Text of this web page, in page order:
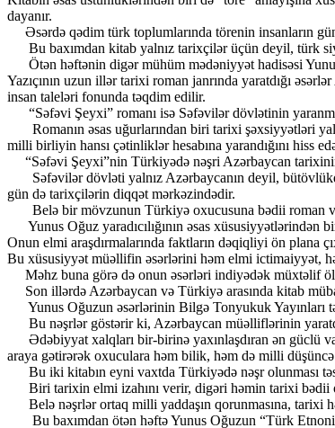
dayanır.
Əsərdə qədim türk toplumlarında törenin insanların
Bu baxımdan kitab yalnız tarixçilər üçün deyil, türk
Ötən həftənin digər mühüm mədəniyyət hadisəsi
Yazıçının uzun illər tarixi roman janrında yaratdığı
insan taleləri fonunda təqdim edilir.
“Səfəvi Şeyxi” romanı isə Səfəvilər dövlətinin
Romanın əsas uğurlarından biri tarixi şəxsiyyətləri
milli birliyin hansı çətinliklər hesabına yarandığını hiss
“Səfəvi Şeyxi”nin Türkiyədə nəşri Azərbaycan tarixinin
Səfəvilər dövləti yalnız Azərbaycanın deyil,
gün də tarixçilərin diqqət mərkəzindədir.
Belə bir mövzunun Türkiyə oxucusuna bədii roman
Yunus Oğuz yaradıcılığının əsas xüsusiyyətlərindən
Onun elmi araşdırmalarında faktların dəqiqliyi ön plana
Bu xüsusiyyət müəllifin əsərlərini həm elmi ictimaiyyət,
Məhz buna görə də onun əsərləri indiyədək müxtəlif
Son illərdə Azərbaycan və Türkiyə arasında kitab
Yunus Oğuzun əsərlərinin Bilgə Tonyukuk Yayınları
Bu nəşrlər göstərir ki, Azərbaycan müəlliflərinin
Ədəbiyyat xalqları bir-birinə yaxınlaşdıran ən güclü
araya gətirərək oxuculara həm bilik, həm də milli düşüncə
Bu iki kitabın eyni vaxtda Türkiyədə nəşr olunması
Biri tarixin elmi izahını verir, digəri həmin tarixi bədii
Belə nəşrlər ortaq milli yaddaşın qorunmasına, tarixi
Bu baxımdan ötən həftə Yunus Oğuzun “Türk